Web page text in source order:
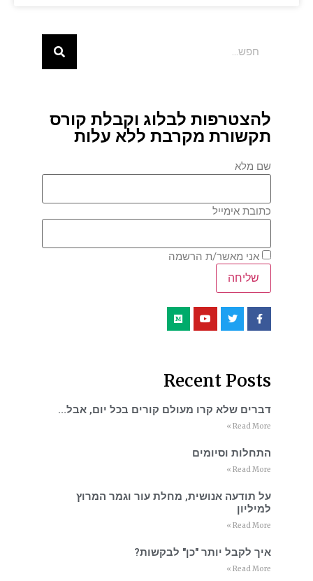
להצטרפות לבלוג וקבלת קורס
תקשורת מקרבת ללא עלות
שם מלא
כתובת אימייל
אני מאשר/ת הרשמה
Recent Posts
דברים שלא קרו מעולם קורים בכל יום, אבל…
Read More »
התחלות וסיומים
Read More »
על תודעה אנושית, מחלת עור וגמר המרוץ
למיליון
Read More »
איך לקבל יותר "כן" לבקשות?
Read More »